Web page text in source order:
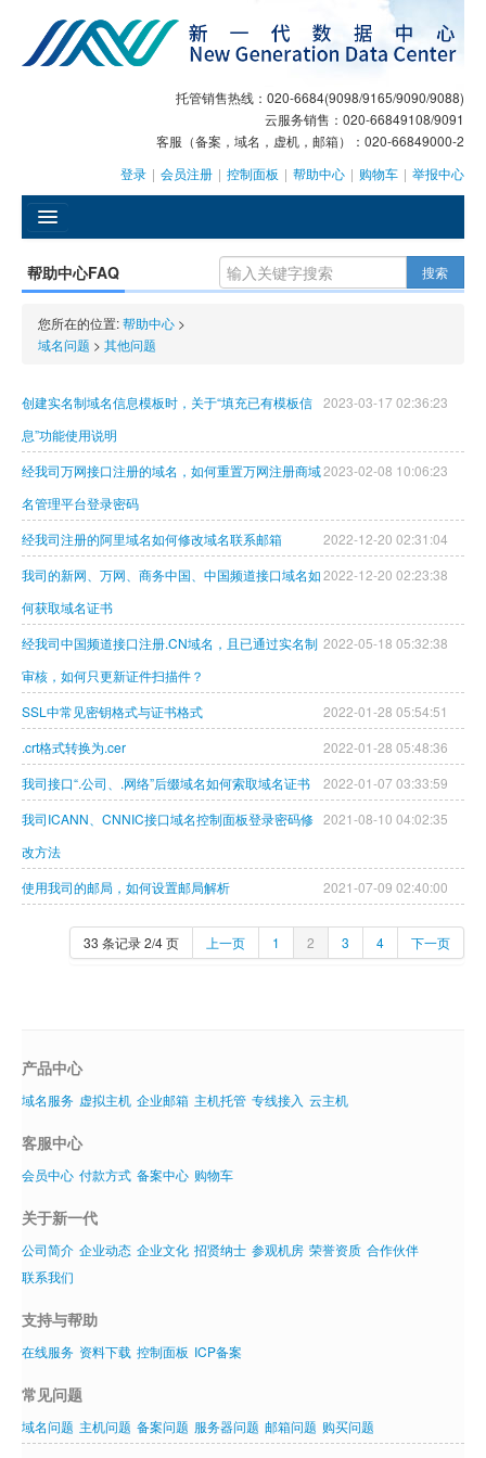
托管销售热线：020-6684(9098/9165/9090/9088)
云服务销售：020-66849108/9091
客服（备案，域名，虚机，邮箱）：020-66849000-2
登录 | 会员注册 | 控制面板 | 帮助中心 | 购物车 | 举报中心
GEO
AI客服
主机托管
域名注册
虚拟主机
企业邮箱
SSL证书
云主机
客服中心
企业文化
帮助中心FAQ 搜索
您所在的位置:帮助中心 >
域名问题 > 其他问题
2023-03-17 02:36:23
创建实名制域名信息模板时，关于“填充已有模板信
息”功能使用说明
2023-02-08 10:06:23
经我司万网接口注册的域名，如何重置万网注册商域
名管理平台登录密码
2022-12-20 02:31:04
经我司注册的阿里域名如何修改域名联系邮箱
2022-12-20 02:23:38
我司的新网、万网、商务中国、中国频道接口域名如
何获取域名证书
2022-05-18 05:32:38
经我司中国频道接口注册.CN域名，且已通过实名制
审核，如何只更新证件扫描件？
2022-01-28 05:54:51
SSL中常见密钥格式与证书格式
2022-01-28 05:48:36
.crt格式转换为.cer
2022-01-07 03:33:59
我司接口“.公司、.网络”后缀域名如何索取域名证书
2021-08-10 04:02:35
我司ICANN、CNNIC接口域名控制面板登录密码修
改方法
2021-07-09 02:40:00
使用我司的邮局，如何设置邮局解析
33 条记录 2/4 页 上一页 1 2 3 4 下一页
产品中心
域名服务 虚拟主机 企业邮箱 主机托管 专线接入 云主机
客服中心
会员中心 付款方式 备案中心 购物车
关于新一代
公司简介 企业动态 企业文化 招贤纳士 参观机房 荣誉资质 合作伙伴
联系我们
支持与帮助
在线服务 资料下载 控制面板 ICP备案
常见问题
域名问题 主机问题 备案问题 服务器问题 邮箱问题 购买问题